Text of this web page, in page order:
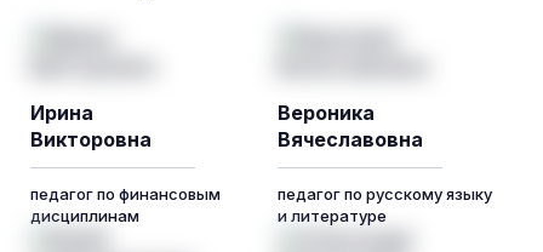
Ирина
Викторовна
педагог по финансовым
дисциплинам
Вероника
Вячеславовна
педагог по русскому языку
и литературе